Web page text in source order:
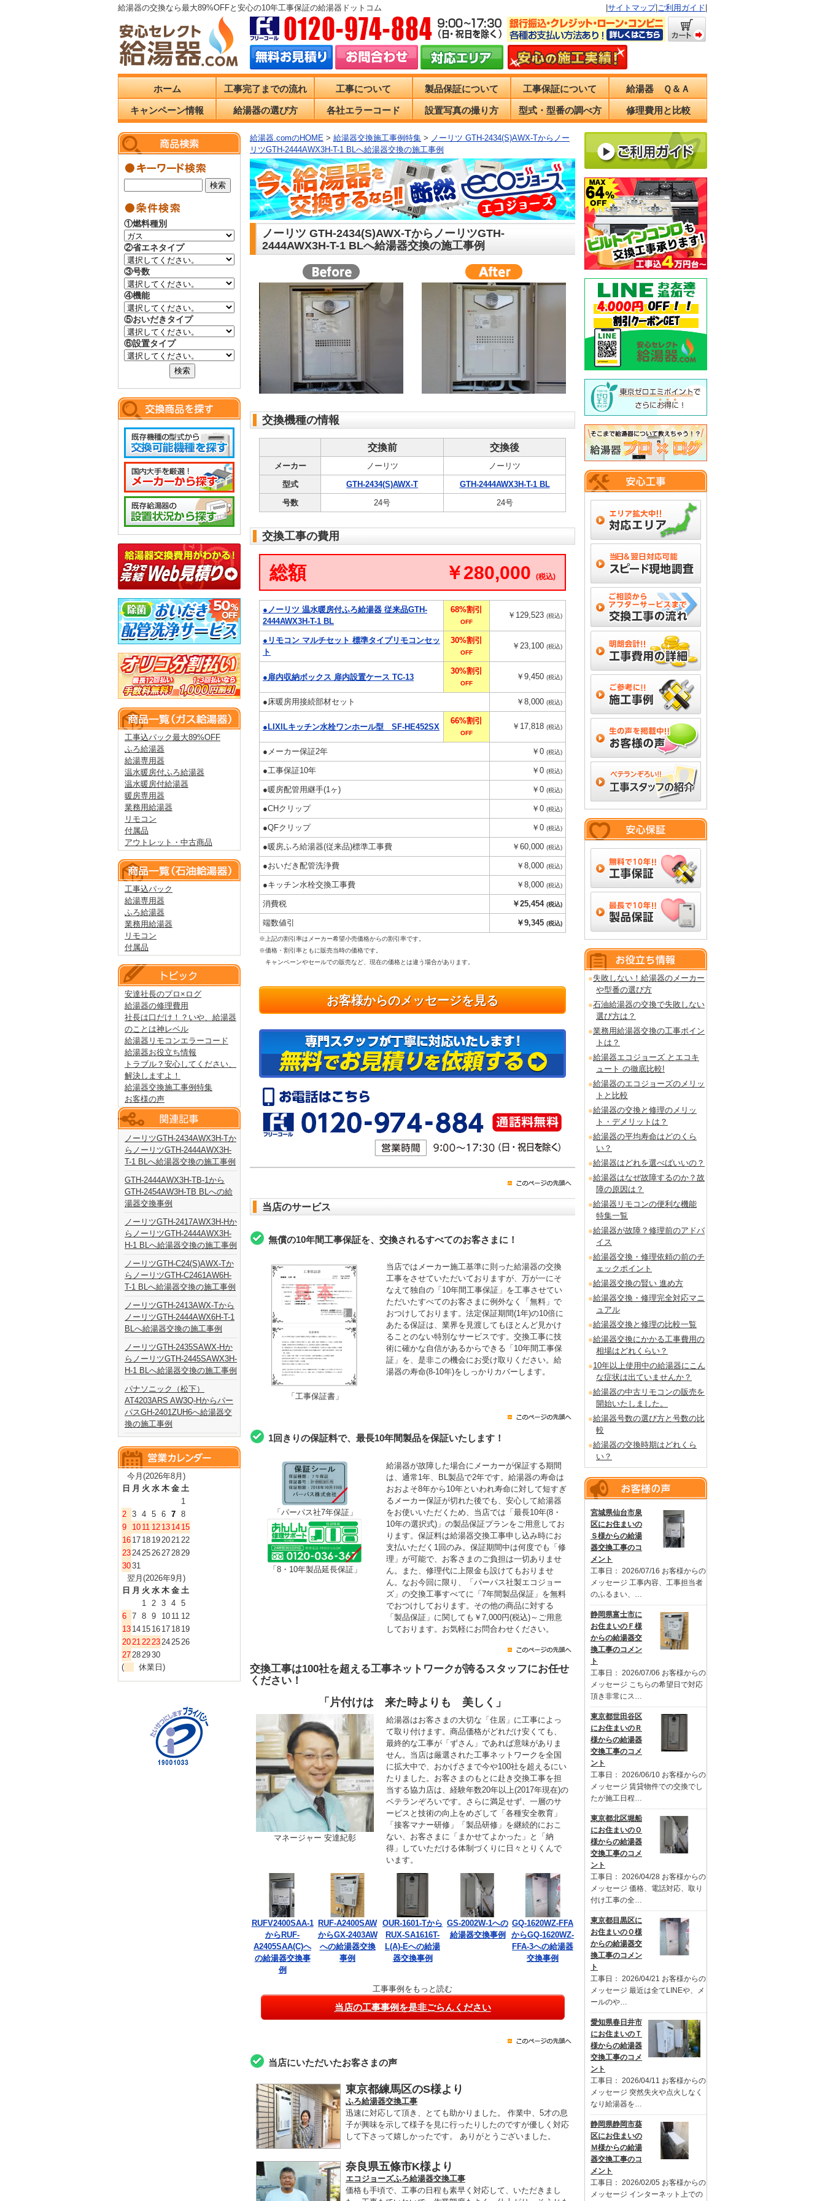
給湯器の交換なら最大89%OFFと安心の10年工事保証の給湯器ドットコム サイトマップ| ご利用ガイド
ホーム 工事完了までの流れ 工事について 製品保証について 工事保証について 給湯器 Ｑ＆Ａ
キャンペーン情報 給湯器の選び方 各社エラーコード 設置写真の撮り方 型式・型番の調べ方 修理費用と比較
①燃料種別
②省エネタイプ
③号数
④機能
⑤おいだきタイプ
⑥設置タイプ
工事込パック最大89%OFF
ふろ給湯器
給湯専用器
温水暖房付ふろ給湯器
温水暖房付給湯器
暖房専用器
業務用給湯器
リモコン
付属品
アウトレット・中古商品
工事込パック
給湯専用器
ふろ給湯器
業務用給湯器
リモコン
付属品
安達社長のプロ×ログ
給湯器の修理費用
社長は口だけ！？いや、給湯器
のことは神レベル
給湯器リモコンエラーコード
給湯器お役立ち情報
トラブル？安心してください、
解決しますよ！
給湯器交換施工事例特集
お客様の声
ノーリツGTH-2434AWX3H-Tか
らノーリツGTH-2444AWX3H-
T-1 BLへ給湯器交換の施工事例
GTH-2444AWX3H-TB-1から
GTH-2454AW3H-TB BLへの給
湯器交換事例
ノーリツGTH-2417AWX3H-Hか
らノーリツGTH-2444AWX3H-
H-1 BLへ給湯器交換の施工事例
ノーリツGTH-C24(S)AWX-Tか
らノーリツGTH-C2461AW6H-
T-1 BLへ給湯器交換の施工事例
ノーリツGTH-2413AWX-Tから
ノーリツGTH-2444AWX6H-T-1
BLへ給湯器交換の施工事例
ノーリツGTH-2435SAWX-Hか
らノーリツGTH-2445SAWX3H-
H-1 BLへ給湯器交換の施工事例
パナソニック（松下）
AT4203ARS AW3Q-Hからパー
パスGH-2401ZUH6へ給湯器交
換の施工事例
今月(2026年8月)
日 月 火 水 木 金 土
1
2 3 4 5 6 7 8
9
10 11 12 13 14 15
16 17 18 19202122
23242526272829
3031
翌月(2026年9月)
日 月 火 水 木 金 土
1 2 3 4 5
6 7 8 9 10 11 12
13 14 15 16 17 18 19
20212223242526
27282930
(
休業日)
失敗しない！給湯器のメーカー
や型番の選び方
石油給湯器の交換で失敗しない
選び方は？
業務用給湯器交換の工事ポイン
トは？
給湯器エコジョーズ とエコキ
ュート の徹底比較!
給湯器のエコジョーズのメリッ
トと比較
給湯器の交換と修理のメリッ
ト・デメリットは？
給湯器の平均寿命はどのくら
い？
給湯器はどれを選べばいいの？
給湯器はなぜ故障するのか？故
障の原因は？
給湯器リモコンの便利な機能
特集一覧
給湯器が故障？修理前のアドバ
イス
給湯器交換・修理依頼の前のチ
ェックポイント
給湯器交換の賢い 進め方
給湯器交換・修理完全対応マニ
ュアル
給湯器交換と修理の比較一覧
給湯器交換にかかる工事費用の
相場はどれくらい？
10年以上使用中の給湯器にこん
な症状は出ていませんか？
給湯器の中古リモコンの販売を
開始いたしました。
給湯器号数の選び方と号数の比
較
給湯器の交換時期はどれくら
い？
宮城県仙台市泉
区にお住まいの
Ｓ様からの給湯
器交換工事のコ
メント
工事日： 2026/07/16 お客様からの
メッセージ 工事内容、工事担当者
のふるまい、…
静岡県富士市に
お住まいのＦ様
からの給湯器交
換工事のコメン
ト
工事日： 2026/07/06 お客様からの
メッセージ こちらの希望日で対応
頂き非常にス…
東京都世田谷区
にお住まいのＲ
様からの給湯器
交換工事のコメ
ント
工事日： 2026/06/10 お客様からの
メッセージ 賃貸物件での交換でし
たが施工日程…
東京都北区堀船
にお住まいのＯ
様からの給湯器
交換工事のコメ
ント
工事日： 2026/04/28 お客様からの
メッセージ 価格、電話対応、取り
付け工事の全…
東京都目黒区に
お住まいのＯ様
からの給湯器交
換工事のコメン
ト
工事日： 2026/04/21 お客様からの
メッセージ 最近は全てLINEや、メ
ールのや…
愛知県春日井市
にお住まいのＴ
様からの給湯器
交換工事のコメ
ント
工事日： 2026/04/11 お客様からの
メッセージ 突然失火や点火しなく
なり給湯器を…
静岡県静岡市葵
区にお住まいの
Ｍ様からの給湯
器交換工事のコ
メント
工事日： 2026/02/05 お客様からの
メッセージ インターネット上での
給湯器.comのHOME > 給湯器交換施工事例特集 > ノーリツ GTH-2434(S)AWX-Tからノー
リツGTH-2444AWX3H-T-1 BLへ給湯器交換の施工事例
ノーリツ GTH-2434(S)AWX-TからノーリツGTH-
2444AWX3H-T-1 BLへ給湯器交換の施工事例
交換機種の情報
交換前 交換後
メーカー ノーリツ
ノーリツ
型式
GTH-2434(S)AWX-T
GTH-2444AWX3H-T-1 BL
号数
24号 24号
交換工事の費用
総額 ￥280,000 (税込)
●ノーリツ 温水暖房付ふろ給湯器 従来品GTH-
2444AWX3H-T-1 BL
68%割引
OFF
￥129,523 (税込)
●リモコン マルチセット 標準タイプリモコンセッ
ト
30%割引
OFF
￥23,100 (税込)
●扉内収納ボックス 扉内設置ケース TC-13
30%割引
OFF
￥9,450 (税込)
●床暖房用接続部材セット ￥8,000 (税込)
●LIXILキッチン水栓ワンホール型 SF-HE452SX
66%割引
OFF
￥17,818 (税込)
●メーカー保証2年 ￥0 (税込)
●工事保証10年 ￥0 (税込)
●暖房配管用継手(1ヶ) ￥0 (税込)
●CHクリップ ￥0 (税込)
●QFクリップ ￥0 (税込)
●暖房ふろ給湯器(従来品)標準工事費 ￥60,000 (税込)
●おいだき配管洗浄費 ￥8,000 (税込)
●キッチン水栓交換工事費 ￥8,000 (税込)
消費税 ￥25,454 (税込)
端数値引 ￥9,345 (税込)
※上記の割引率はメーカー希望小売価格からの割引率です。
※価格・割引率ともに販売当時の価格です。
キャンペーンやセールでの販売など、現在の価格とは違う場合があります。
お客様からのメッセージを見る
当店のサービス
無償の10年間工事保証を、交換されるすべてのお客さまに！
「工事保証書」
当店ではメーカー施工基準に則った給湯器の交換
工事をさせていただいておりますが、万が一にそ
なえて独自の「10年間工事保証」を工事させてい
ただいたすべてのお客さまに例外なく「無料」で
おつけしております。法定保証期間(1年)の10倍に
あたる保証は、業界を見渡してもほとんど見かけ
ることのない特別なサービスです。交換工事に技
術に確かな自信があるからできる「10年間工事保
証」を、是非この機会にお受け取りください。給
湯器の寿命(8-10年)をしっかりカバーします。
1回きりの保証料で、最長10年間製品を保証いたします！
「パーパス社7年保証」
「8・10年製品延長保証」
給湯器が故障した場合にメーカーが保証する期間
は、通常1年、BL製品で2年です。給湯器の寿命は
おおよそ8年から10年といわれ寿命に対して短すぎ
るメーカー保証が切れた後でも、安心して給湯器
をお使いいただくため、当店では「最長10年(8・
10年の選択式)」の製品保証プランをご用意してお
ります。保証料は給湯器交換工事申し込み時にお
支払いただく1回のみ。保証期間中は何度でも「修
理」が可能で、お客さまのご負担は一切ありませ
ん。また、修理代に上限金も設けてもおりませ
ん。なお今回に限り、「パーパス社製エコジョー
ズ」の交換工事すべてに「7年間製品保証」を無料
でおつけしております。その他の商品に対する
「製品保証」に関しても￥7,000円(税込)～ご用意
しております。お気軽にお問合わせください。
交換工事は100社を超える工事ネットワークが誇るスタッフにお任せ
ください！
「片付けは 来た時よりも 美しく」
マネージャー 安達紀彰
給湯器はお客さまの大切な「住居」に工事によっ
て取り付けます。商品価格がどれだけ安くても、
最終的な工事が「ずさん」であれば意味がありま
せん。当店は厳選された工事ネットワークを全国
に拡大中で、おかげさまで今や100社を超えるにい
たりました。お客さまのもとに赴き交換工事を担
当する協力店は、経験年数20年以上(2017年現在)の
ベテランぞろいです。さらに満足せず、一層のサ
ービスと技術の向上をめざして「各種安全教育」
「接客マナー研修」「製品研修」を継続的におこ
ない、お客さまに「まかせてよかった」と「納
得」していただける体制づくりに日々とりくんで
います。
RUFV2400SAA-1
からRUF-
A2405SAA(C)へ
の給湯器交換事
例
RUF-A2400SAW
からGX-2403AW
への給湯器交換
事例
OUR-1601-Tから
RUX-SA1616T-
L(A)-Eへの給湯
器交換事例
GS-2002W-1への
給湯器交換事例
GQ-1620WZ-FFA
からGQ-1620WZ-
FFA-3への給湯器
交換事例
工事事例をもっと読む
当店の工事事例を是非ごらんください
当店にいただいたお客さまの声
東京都練馬区のS様より
ふろ給湯器交換工事
迅速に対応して頂き、とても助かりました。 作業中、5才の息
子が興味を示して様子を見に行ったりしたのですが優しく対応
して下さって嬉しかったです。 ありがとうございました。
奈良県五條市K様より
エコジョーズふろ給湯器交換工事
価格も手頃で、工事の日程も素早く対応して、いただきまし